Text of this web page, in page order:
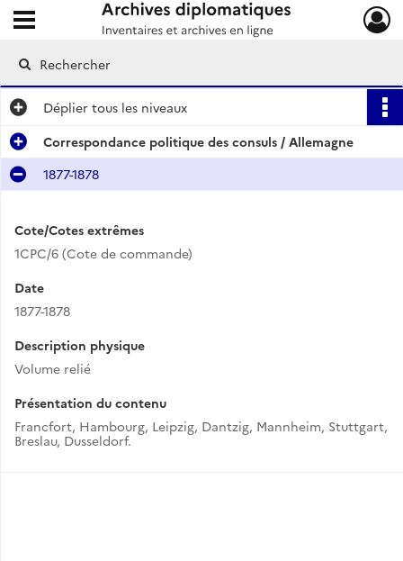
Archives diplomatiques
Ouvrir le menu déroulant
Déplier tous les niveaux
Correspondance politique des consuls / Allemagne
1877-1878
Cote/Cotes extrêmes
1CPC/6 (Cote de commande)
Date
1877-1878
Description physique
Volume relié
Présentation du contenu
Francfort, Hambourg, Leipzig, Dantzig, Mannheim, Stuttgart,
Breslau, Dusseldorf.